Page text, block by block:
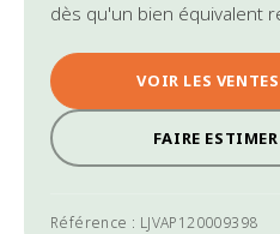
dès qu'un bien équivalent
VOIR LES
FAIRE
Référence : LJVAP120009398